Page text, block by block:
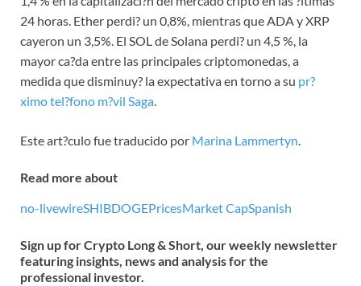
24 horas. Ether perdi? un 0,8%, mientras que ADA y XRP
cayeron un 3,5%. El SOL de Solana perdi? un 4,5 %, la
mayor ca?da entre las principales criptomonedas, a
medida que disminuy? la expectativa en torno a su pr?
ximo tel?fono m?vil Saga.
Este art?culo fue traducido por Marina Lammertyn.
Read more about
no-livewireSHIBDOGEPricesMarket CapSpanish
Sign up for Crypto Long & Short, our weekly newsletter
featuring insights, news and analysis for the
professional investor.